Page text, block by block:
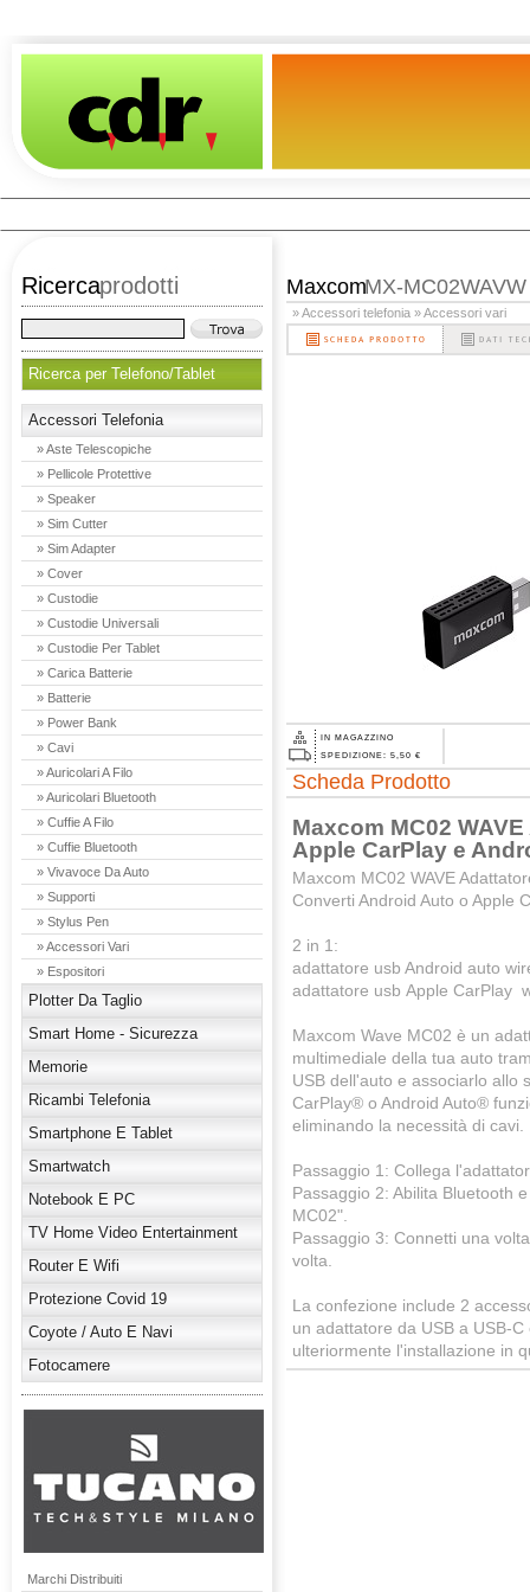
Ricercaprodotti
Ricerca per Telefono/Tablet
Accessori Telefonia
» Aste Telescopiche
» Pellicole Protettive
» Speaker
» Sim Cutter
» Sim Adapter
» Cover
» Custodie
» Custodie Universali
» Custodie Per Tablet
» Carica Batterie
» Batterie
» Power Bank
» Cavi
» Auricolari A Filo
» Auricolari Bluetooth
» Cuffie A Filo
» Cuffie Bluetooth
» Vivavoce Da Auto
» Supporti
» Stylus Pen
» Accessori Vari
» Espositori
Plotter Da Taglio
Smart Home - Sicurezza
Memorie
Ricambi Telefonia
Smartphone E Tablet
Smartwatch
Notebook E PC
TV Home Video Entertainment
Router E Wifi
Protezione Covid 19
Coyote / Auto E Navi
Fotocamere
Marchi Distribuiti
MaxcomMX-MC02WAVW
» Accessori telefonia » Accessori vari
IN MAGAZZINO
SPEDIZIONE: 5,50 €
Scheda Prodotto
Maxcom MC02
Apple CarPlay e
Maxcom MC02 WAVE
Converti Android Auto o Apple
2 in 1:
adattatore usb Android auto
adattatore usb Apple CarPlay
Maxcom Wave MC02 è un
multimediale della tua auto
USB dell'auto e associarlo allo
CarPlay® o Android Auto®
eliminando la necessità di cavi.
Passaggio 1: Collega
Passaggio 2: Abilita Bluetooth
MC02".
Passaggio 3: Connetti una
volta.
La confezione include 2
un adattatore da USB a USB-
ulteriormente l'installazione in